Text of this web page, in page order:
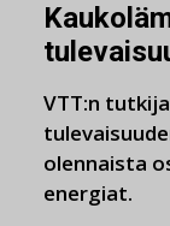
VTT:n
olennaista
energiat.